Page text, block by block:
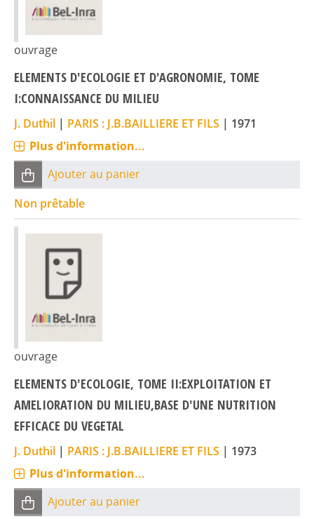
ouvrage
ELEMENTS D'ECOLOGIE ET D'AGRONOMIE, TOME
I:CONNAISSANCE DU MILIEU
J. Duthil | PARIS : J.B.BAILLIERE ET FILS | 1971
Plus d'information...
Ajouter au panier
Non prêtable
ouvrage
ELEMENTS D'ECOLOGIE, TOME II:EXPLOITATION ET
AMELIORATION DU MILIEU,BASE D'UNE NUTRITION
EFFICACE DU VEGETAL
J. Duthil | PARIS : J.B.BAILLIERE ET FILS | 1973
Plus d'information...
Ajouter au panier